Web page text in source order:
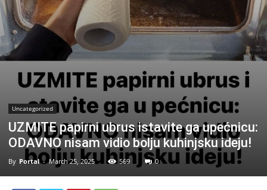
Uncategorized
UZMITE papirni ubrus istavite ga upećnicu:
ODAVNO nisam vidio bolju kuhinjsku ideju!
By Portal - March 25, 2025 569 0